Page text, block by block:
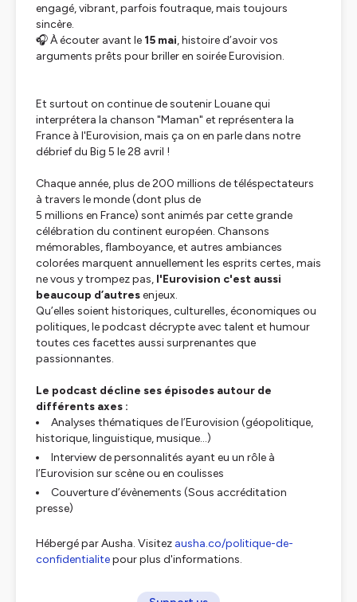
engagé, vibrant, parfois foutraque, mais toujours
sincère.
🎧 À écouter avant le 15 mai, histoire d’avoir vos
arguments prêts pour briller en soirée Eurovision.
Et surtout on continue de soutenir Louane qui
interprétera la chanson "Maman" et représentera la
France à l'Eurovision, mais ça on en parle dans notre
débrief du Big 5 le 28 avril !
Chaque année, plus de 200 millions de téléspectateurs
à travers le monde (dont plus de
5 millions en France) sont animés par cette grande
célébration du continent européen. Chansons
mémorables, flamboyance, et autres ambiances
colorées marquent annuellement les esprits certes, mais
ne vous y trompez pas, l'Eurovision c'est aussi
beaucoup d’autresenjeux.
Qu’elles soient historiques, culturelles, économiques ou
politiques, le podcast décrypte avec talent et humour
toutes ces facettes aussi surprenantes que
passionnantes.
Le podcast décline ses épisodes autour de
différents axes :
Analyses thématiques de l’Eurovision (géopolitique,
historique, linguistique, musique…)
Interview de personnalités ayant eu un rôle à
l’Eurovision sur scène ou en coulisses
Couverture d’évènements (Sous accréditation
presse)
Hébergé par Ausha. Visitez ausha.co/politique-de-
confidentialitepour plus d'informations.